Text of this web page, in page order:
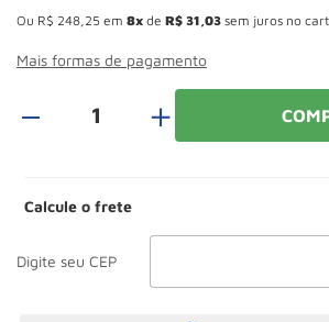
Ou R$ 248 25 em 8 de R$ 31 03 sem juros no
Mais formas de pagamento
＋
Calcule o frete
10º Rodizio